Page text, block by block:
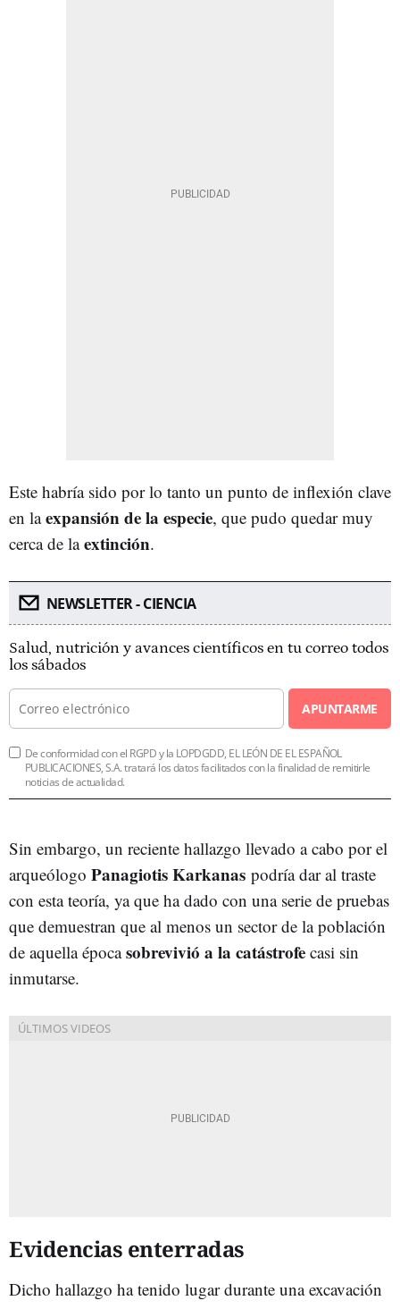
Este habría sido por lo tanto un punto de inflexión clave
en laexpansión de la especie, que pudo quedar muy
cerca de laextinción.
NEWSLETTER - CIENCIA
Salud, nutrición y avances científicos en tu correo todos
los sábados
APUNTARME
De conformidad con el RGPD y la LOPDGDD, EL LEÓN DE EL ESPAÑOL
PUBLICACIONES, S.A. tratará los datos facilitados con la finalidad de remitirle
noticias de actualidad.
Sin embargo, un reciente hallazgo llevado a cabo por el
arqueólogo Panagiotis Karkanas podría dar al traste
con esta teoría, ya que ha dado con una serie de pruebas
que demuestran que al menos un sector de la población
de aquella épocasobrevivió a la catástrofe casi sin
inmutarse.
Evidencias enterradas
Dicho hallazgo ha tenido lugar durante una excavación